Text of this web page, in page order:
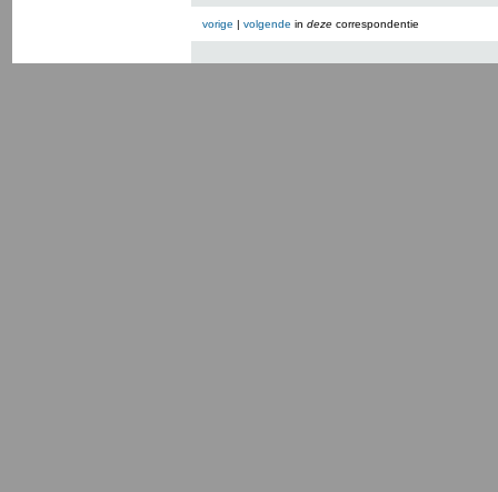
vorige | volgende in deze correspondentie